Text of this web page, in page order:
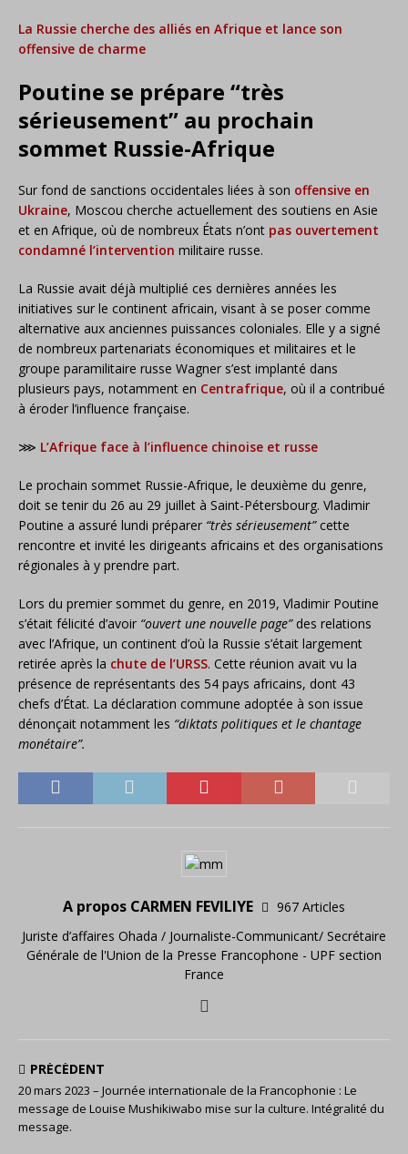
La Russie cherche des alliés en Afrique et lance son
offensive de charme
Poutine se prépare “très
sérieusement” au prochain
sommet Russie-Afrique
Sur fond de sanctions occidentales liées à son offensive en
Ukraine, Moscou cherche actuellement des soutiens en Asie
et en Afrique, où de nombreux États n’ont pas ouvertement
condamné l’intervention militaire russe.
La Russie avait déjà multiplié ces dernières années les
initiatives sur le continent africain, visant à se poser comme
alternative aux anciennes puissances coloniales. Elle y a signé
de nombreux partenariats économiques et militaires et le
groupe paramilitaire russe Wagner s’est implanté dans
plusieurs pays, notamment en Centrafrique, où il a contribué
à éroder l’influence française.
⋙ L’Afrique face à l’influence chinoise et russe
Le prochain sommet Russie-Afrique, le deuxième du genre,
doit se tenir du 26 au 29 juillet à Saint-Pétersbourg. Vladimir
Poutine a assuré lundi préparer “très sérieusement”cette
rencontre et invité les dirigeants africains et des organisations
régionales à y prendre part.
Lors du premier sommet du genre, en 2019, Vladimir Poutine
s’était félicité d’avoir “ouvert une nouvelle page”des relations
avec l’Afrique, un continent d’où la Russie s’était largement
retirée après la chute de l’URSS. Cette réunion avait vu la
présence de représentants des 54 pays africains, dont 43
chefs d’État. La déclaration commune adoptée à son issue
dénonçait notamment les “diktats politiques et le chantage
monétaire”.
A propos CARMEN FEVILIYE
967 Articles
Juriste d’affaires Ohada / Journaliste-Communicant/ Secrétaire
Générale de l'Union de la Presse Francophone - UPF section
France
PRÉCÉDENT
20 mars 2023 – Journée internationale de la Francophonie : Le
message de Louise Mushikiwabo mise sur la culture. Intégralité du
message.